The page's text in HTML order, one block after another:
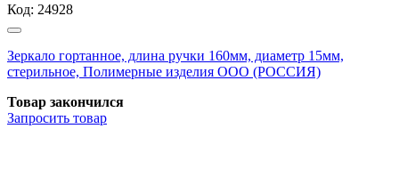
Код: 24928
Зеркало гортанное, длина ручки 160мм, диаметр 15мм,
стерильное, Полимерные изделия OOO (РОССИЯ)
Товар закончился
Запросить товар